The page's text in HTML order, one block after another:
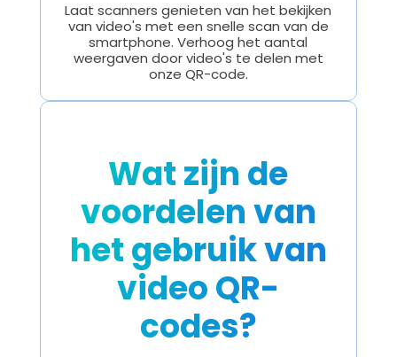
Laat scanners genieten van het bekijken
van video's met een snelle scan van de
smartphone. Verhoog het aantal
weergaven door video's te delen met
onze QR-code.
Wat zijn de
voordelen van
het gebruik van
video QR-
codes?